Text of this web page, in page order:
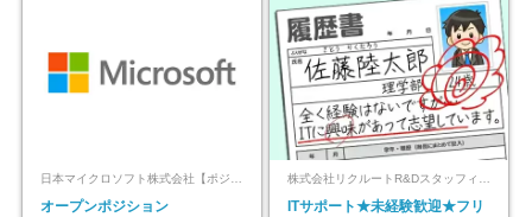
オープンポジション
ITサポート★未経験歓迎★フリ